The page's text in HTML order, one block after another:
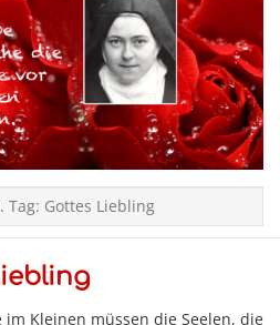
Tag: Gottes Liebling
Kleinen müssen die Seelen, die